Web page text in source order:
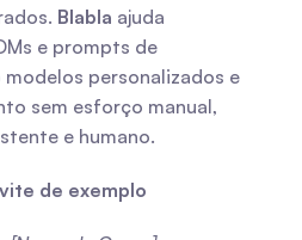
Blabla ajuda
e prompts de
personalizados e
sem esforço manual,
e humano.
de exemplo